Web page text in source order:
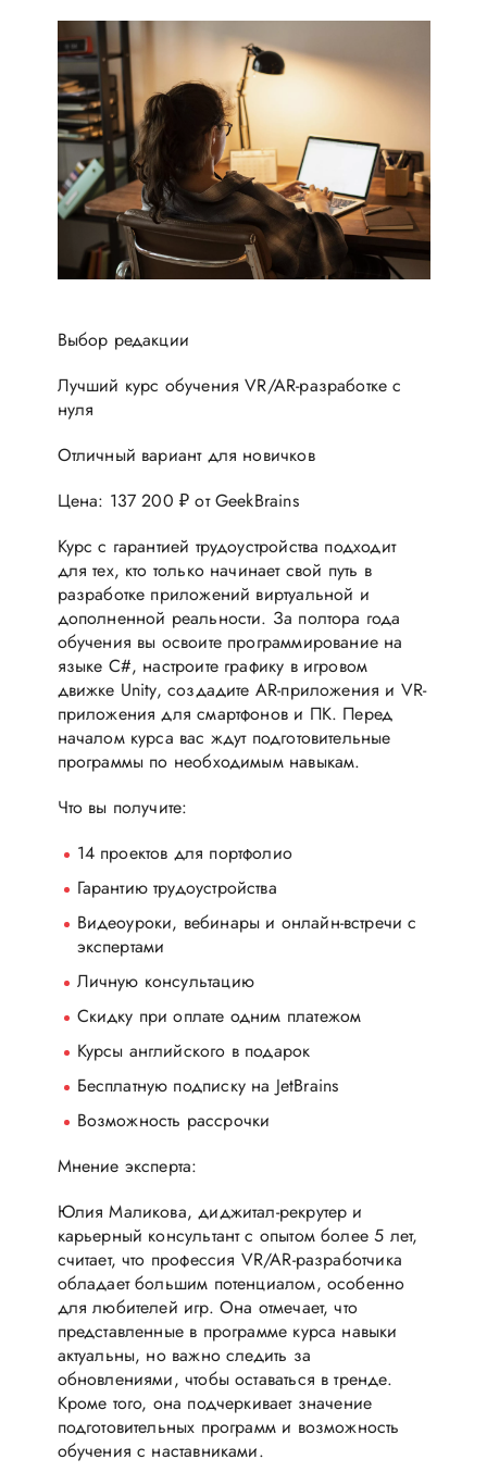
Выбор редакции
Лучший курс обучения VR/AR-разработке с
нуля
Отличный вариант для новичков
Цена: 137 200 ₽ от GeekBrains
Курс с гарантией трудоустройства подходит
для тех, кто только начинает свой путь в
разработке приложений виртуальной и
дополненной реальности. За полтора года
обучения вы освоите программирование на
языке C#, настроите графику в игровом
движке Unity, создадите AR-приложения и VR-
приложения для смартфонов и ПК. Перед
началом курса вас ждут подготовительные
программы по необходимым навыкам.
Что вы получите:
14 проектов для портфолио
Гарантию трудоустройства
Видеоуроки, вебинары и онлайн-встречи с
экспертами
Личную консультацию
Скидку при оплате одним платежом
Курсы английского в подарок
Бесплатную подписку на JetBrains
Возможность рассрочки
Мнение эксперта:
Юлия Маликова, диджитал-рекрутер и
карьерный консультант с опытом более 5 лет,
считает, что профессия VR/AR-разработчика
обладает большим потенциалом, особенно
для любителей игр. Она отмечает, что
представленные в программе курса навыки
актуальны, но важно следить за
обновлениями, чтобы оставаться в тренде.
Кроме того, она подчеркивает значение
подготовительных программ и возможность
обучения с наставниками.